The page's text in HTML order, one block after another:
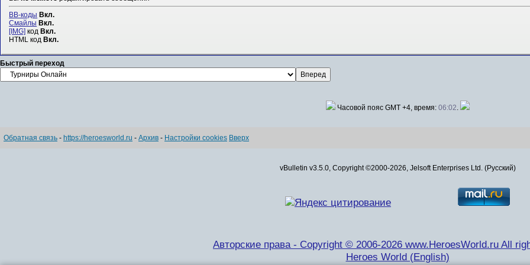
BB-коды Вкл.
Смайлы Вкл.
[IMG] код Вкл.
HTML код Вкл.
Быстрый переход
Часовой пояс GMT +4, время: 06:02
Обратная связь - https://heroesworld.ru - Архив - Настройки cookies Вверх
vBulletin v3.5.0, Copyright ©2000-2026, Jelsoft Enterprises Ltd. (Русский)
Авторские права - Copyright © 2006-2026 www.HeroesWorld.ru All
Heroes World (English)